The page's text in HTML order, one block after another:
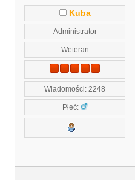
Kuba
Administrator
Weteran
Wiadomości: 2248
Płeć: